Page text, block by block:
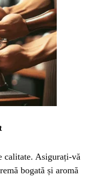
calitate. Asigurați-vă
bogată și aromă